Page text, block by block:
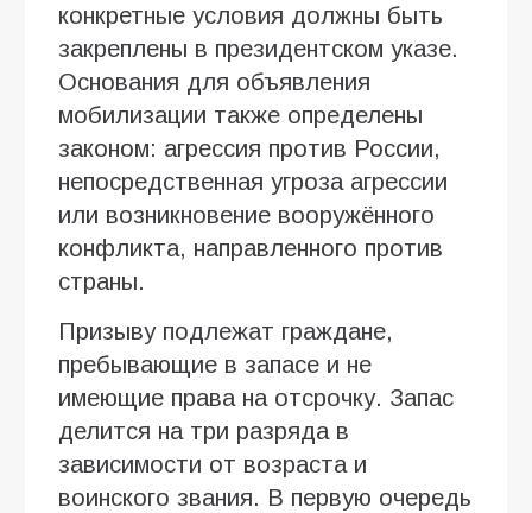
конкретные условия должны быть
закреплены в президентском указе.
Основания для объявления
мобилизации также определены
законом: агрессия против России,
непосредственная угроза агрессии
или возникновение вооружённого
конфликта, направленного против
страны.
Призыву подлежат граждане,
пребывающие в запасе и не
имеющие права на отсрочку. Запас
делится на три разряда в
зависимости от возраста и
воинского звания. В первую очередь